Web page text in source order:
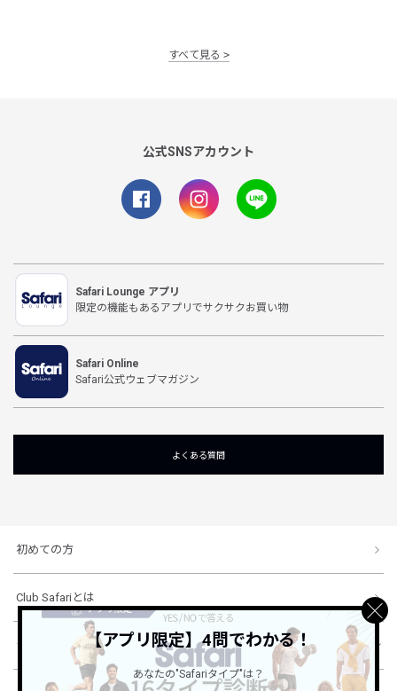
すべて見る
公式SNSアカウント
Safari Lounge アプリ
限定の機能もあるアプリでサクサクお買い物
Safari Online
Safari公式ウェブマガジン
よくある質問
初めての方
Club Safariとは
ショッピングガイド【アプリ限定】4問でわかる！
あなたの"Safariタイプ"は？